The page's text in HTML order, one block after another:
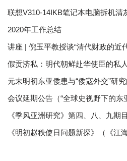
联想V310-14IKB笔记本电脑拆机清
2020年工作总结
讲座 | 倪玉平教授谈“清代财政的近
假贡济私：明代朝鲜赴华使臣的私
元末明初东亚倭患与“倭寇外交”研
会议延期公告（“全球史视野下的东
《季风亚洲研究》第四、八、九期
《明初赵秩使日问题新探》（《江